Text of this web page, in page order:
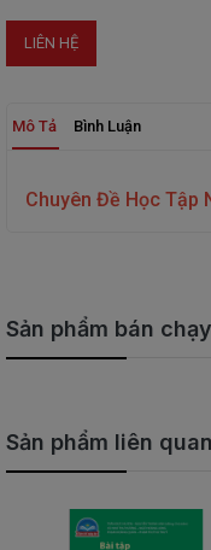
LIÊN HỆ
Mô Tả Bình Luận
Chuyên Đề Học Tập
Sản phẩm bán chạy
Sản phẩm liên quan